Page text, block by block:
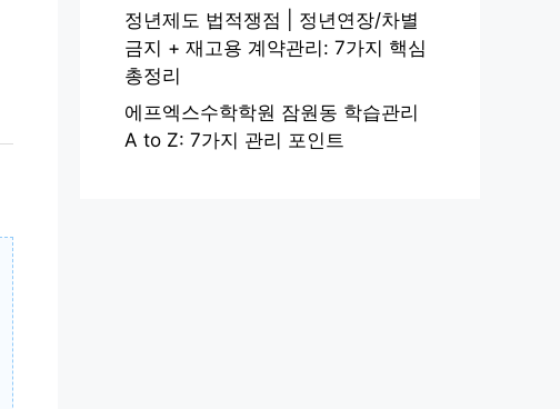
정년제도 법적쟁점 | 정년연장/차별
금지 + 재고용 계약관리: 7가지 핵심
총정리
에프엑스수학학원 잠원동 학습관리
A to Z: 7가지 관리 포인트